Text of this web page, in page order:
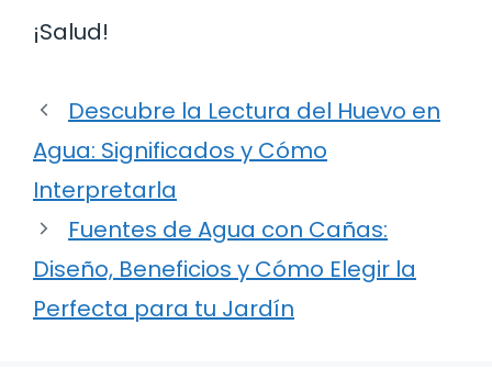
¡Salud!
Descubre la Lectura del Huevo en
Agua: Significados y Cómo
Interpretarla
Fuentes de Agua con Cañas:
Diseño, Beneficios y Cómo Elegir la
Perfecta para tu Jardín